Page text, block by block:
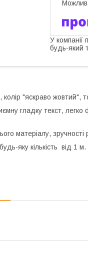
У компанії
будь-який
"яскраво
гладку текст,
матеріалу,
яку кількість від 1 м.